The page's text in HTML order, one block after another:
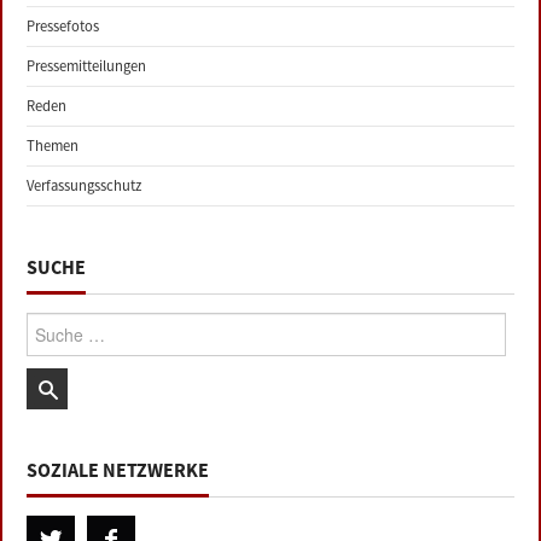
Pressefotos
Pressemitteilungen
Reden
Themen
Verfassungsschutz
SUCHE
Suche:
SOZIALE NETZWERKE